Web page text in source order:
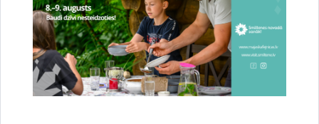
pakalpojumus)
Izmanto Google Analytics, lai samazinātu
pieprasījuma līmeni.
1 minūte